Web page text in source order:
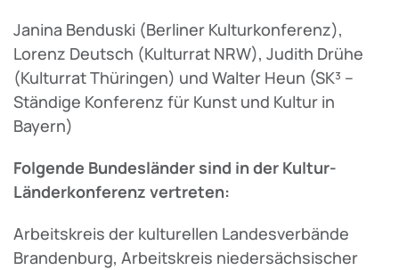
Janina Benduski (Berliner Kulturkonferenz),
Lorenz Deutsch (Kulturrat NRW), Judith Drühe
(Kulturrat Thüringen) und Walter Heun (SK³ –
Ständige Konferenz für Kunst und Kultur in
Bayern)
Folgende Bundesländer sind in der Kultur-
Länderkonferenz vertreten:
Arbeitskreis der kulturellen Landesverbände
Brandenburg, Arbeitskreis niedersächsischer